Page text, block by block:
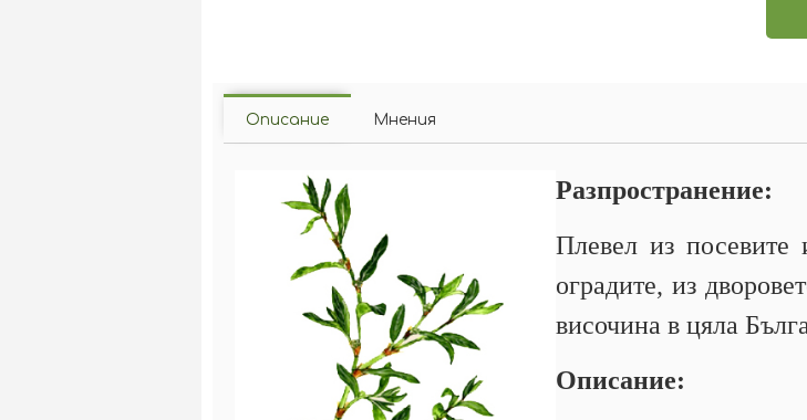
Описание Мнения
Разпространение:
Плевел из посевите
оградите, из
височина в цяла
Описание: